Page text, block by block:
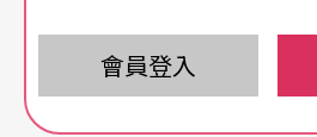
綱的兩場演出。飾玫瑰騎士奧
娜．昆齊歐最令人激賞，她的
會員登入